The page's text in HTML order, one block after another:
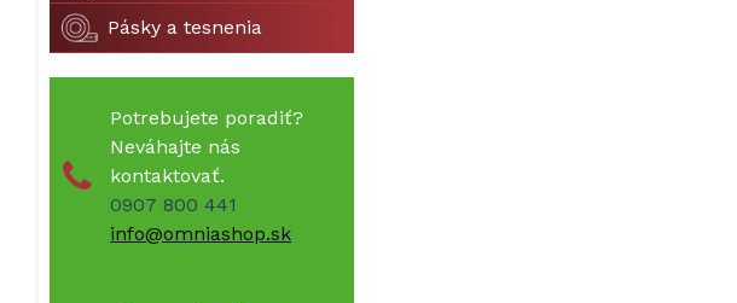
Pásky a tesnenia
Potrebujete poradiť?
Neváhajte nás
kontaktovať.
0907 800 441
info@omniashop.sk